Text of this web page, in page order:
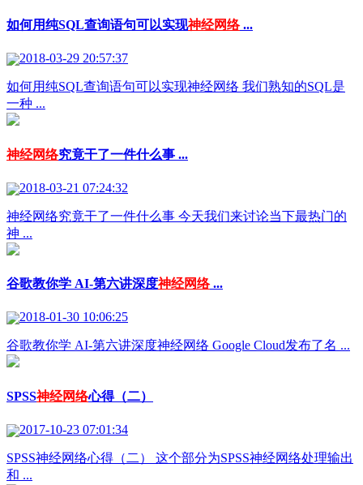
如何用纯SQL查询语句可以实现神经网络...
2018-03-29 20:57:37
如何用纯SQL查询语句可以实现神经网络 我们熟知的SQL是
一种 ...
神经网络究竟干了一件什么事 ...
2018-03-21 07:24:32
神经网络究竟干了一件什么事 今天我们来讨论当下最热门的
神 ...
谷歌教你学 AI-第六讲深度神经网络...
2018-01-30 10:06:25
谷歌教你学 AI-第六讲深度神经网络 Google Cloud发布了名 ...
SPSS神经网络心得（二）
2017-10-23 07:01:34
SPSS神经网络心得（二） 这个部分为SPSS神经网络处理输出
和 ...